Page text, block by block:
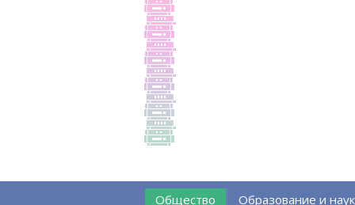
Общество Образование и